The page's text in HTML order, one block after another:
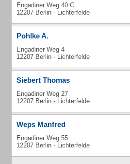
Engadiner Weg 40 C
12207 Berlin - Lichterfelde
Pohlke A.
Engadiner Weg 4
12207 Berlin - Lichterfelde
Siebert Thomas
Engadiner Weg 27
12207 Berlin - Lichterfelde
Weps Manfred
Engadiner Weg 55
12207 Berlin - Lichterfelde